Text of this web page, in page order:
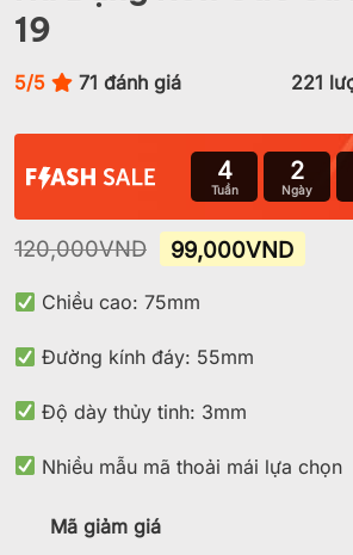
19
5/5 71 đánh giá 221
4
Tuần
2
Ngày
120,000VND
Giá
gốc
là:
120,000VND.
99,000VND
hiện
Chiều cao: 75mm
Đường kính đáy: 55mm
Độ dày thủy tinh: 3mm
Nhiều mẫu mã thoải mái lựa chọn
Mã giảm giá